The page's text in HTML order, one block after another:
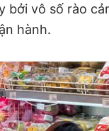
bởi vô số rào
hành.